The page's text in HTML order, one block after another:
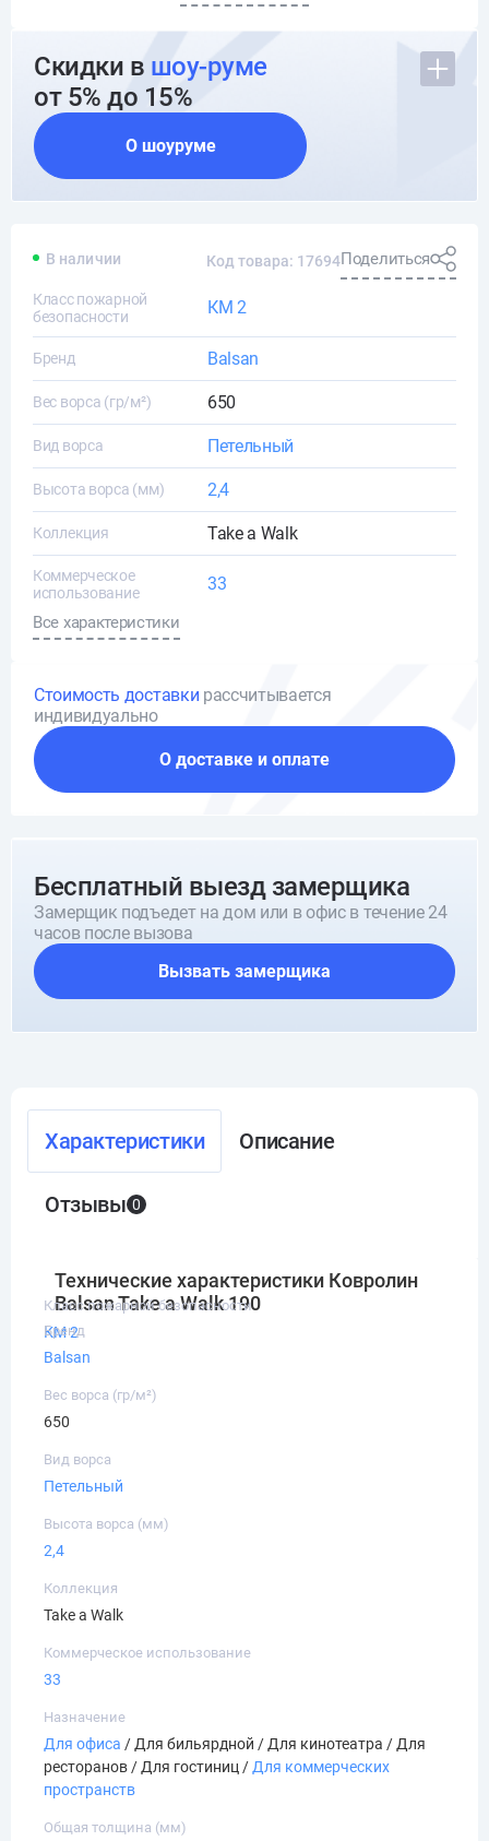
Скидки в шоу-руме
от 5% до 15%
О шоуруме
В наличии Код товара: 17694Поделиться
Класс пожарной
безопасности
КМ 2
Бренд Balsan
Вес ворса (гр/м²) 650
Вид ворса Петельный
Высота ворса (мм) 2,4
Коллекция Take a Walk
Коммерческое
использование
33
Все характеристики
Стоимость доставки рассчитывается
индивидуально
О доставке и оплате
Бесплатный выезд замерщика
Замерщик подъедет на дом или в офис в течение 24
часов после вызова
Вызвать замерщика
Характеристики Описание
Отзывы 0
Технические характеристики Ковролин
Balsan Take a Walk 190
Класс пожарной безопасности
КМ 2
Бренд
Balsan
Вес ворса (гр/м²)
650
Вид ворса
Петельный
Высота ворса (мм)
2,4
Коллекция
Take a Walk
Коммерческое использование
33
Назначение
Для офиса / Для бильярдной / Для кинотеатра / Для
ресторанов / Для гостиниц /Для коммерческих
пространств
Общая толщина (мм)